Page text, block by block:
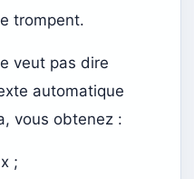
trompent.
veut pas dire
automatique
vous obtenez :
;